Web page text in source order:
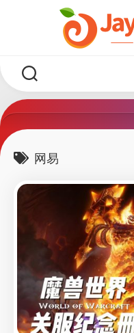
网易